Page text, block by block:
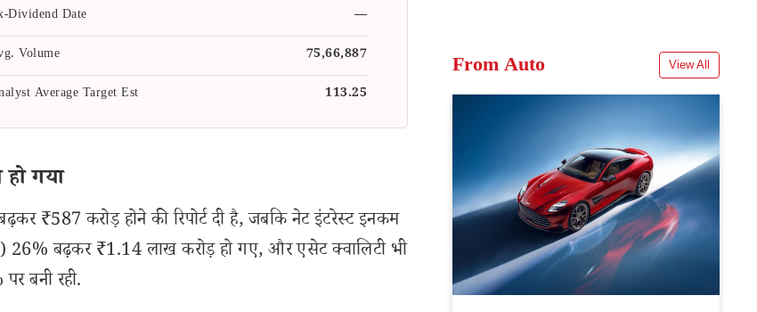
Dividend Date
—
Volume
75,66,887
Average Target Est 113.25
गया
₹587 करोड़ होने की रिपोर्ट दी है, जबकि नेट इंटरेस्ट इनकम
बढ़कर ₹1.14 लाख करोड़ हो गए, और एसेट क्वालिटी भी
बनी रही.
From Auto View All